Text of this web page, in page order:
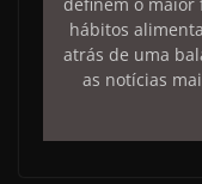
hábitos
atrás de uma
as notícias